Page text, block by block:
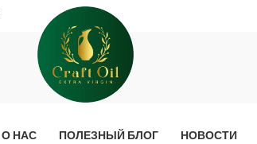
О НАС ПОЛЕЗНЫЙ БЛОГ НОВОСТИ